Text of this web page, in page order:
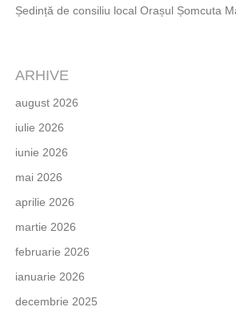
Ședință de consiliu local Orașul Șomcuta
ARHIVE
august 2026
iulie 2026
iunie 2026
mai 2026
aprilie 2026
martie 2026
februarie 2026
ianuarie 2026
decembrie 2025